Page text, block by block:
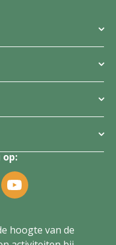
op:
hoogte van de